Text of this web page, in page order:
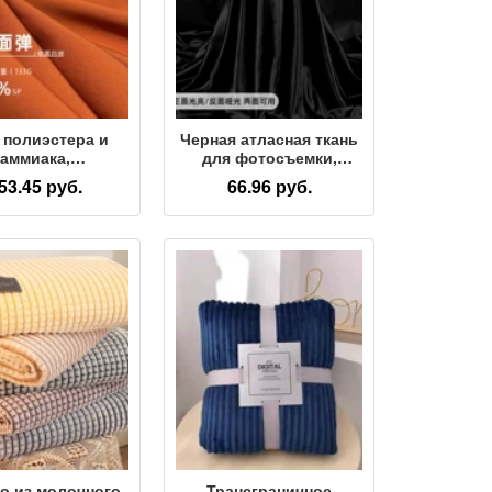
полиэстера и
аммиака,
ткань,
эластичная
весенне-
рубашка, юбка,
брюки.
руб.
Черная атласная ткань
для фотосъемки,
черная глянцевая
фоновая ткань для
украшения, черная
растушевки, черная
тканевая ткань
66.96 руб.